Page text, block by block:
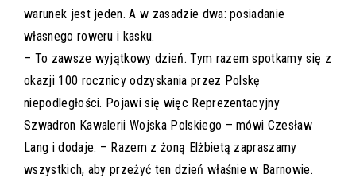
warunek jest jeden. A w zasadzie dwa: posiadanie
własnego roweru i kasku.
– To zawsze wyjątkowy dzień. Tym razem spotkamy się z
okazji 100 rocznicy odzyskania przez Polskę
niepodległości. Pojawi się więc Reprezentacyjny
Szwadron Kawalerii Wojska Polskiego – mówi Czesław
Lang i dodaje: – Razem z żoną Elżbietą zapraszamy
wszystkich, aby przeżyć ten dzień właśnie w Barnowie.